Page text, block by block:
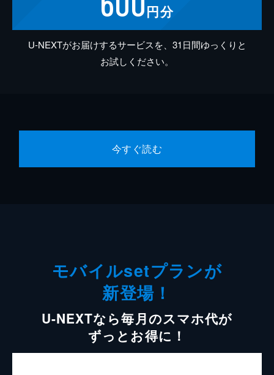
円分
U-NEXTがお届けするサービスを、31日間ゆっくりと
お試しください。
今すぐ読む
モバイルsetプランが
新登場！
U-NEXTなら毎月のスマホ代が
ずっとお得に！